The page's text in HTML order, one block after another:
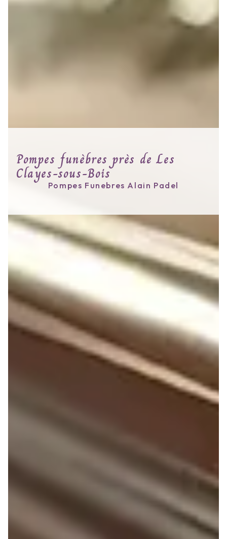
Pompes funèbres près de Les
Clayes-sous-Bois
Pompes Funebres Alain Padel